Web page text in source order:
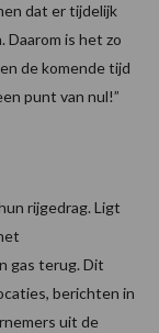
dat er tijdelijk
Daarom is het zo
de komende tijd
punt van nul!”
rijgedrag. Ligt
gas terug. Dit
berichten in
uit de